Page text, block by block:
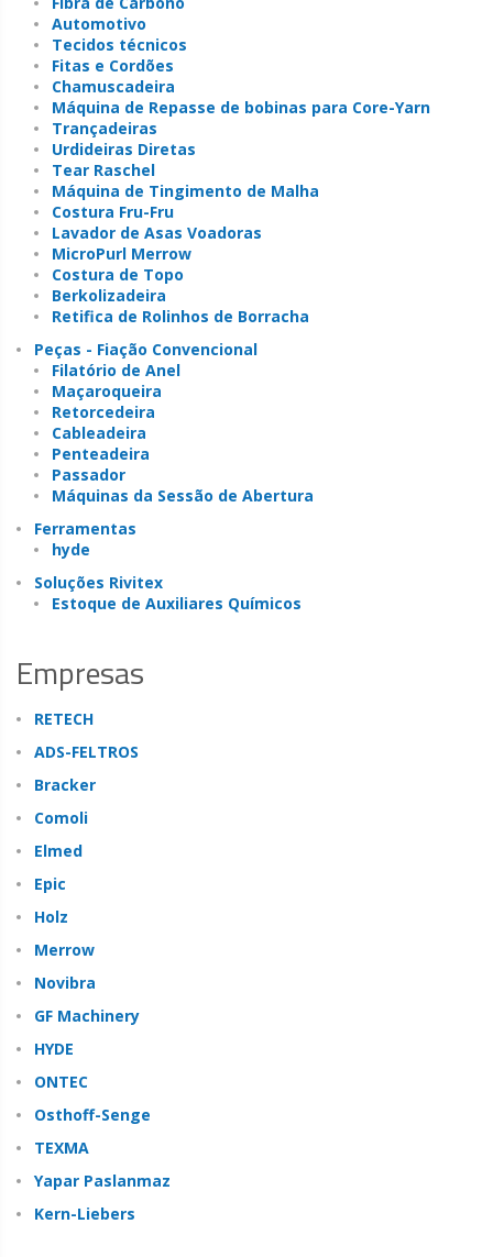
Automotivo
Tecidos técnicos
Fitas e Cordões
Chamuscadeira
Máquina de Repasse de bobinas para Core-Yarn
Trançadeiras
Urdideiras Diretas
Tear Raschel
Máquina de Tingimento de Malha
Costura Fru-Fru
Lavador de Asas Voadoras
MicroPurl Merrow
Costura de Topo
Berkolizadeira
Retifica de Rolinhos de Borracha
Peças - Fiação Convencional
Filatório de Anel
Maçaroqueira
Retorcedeira
Cableadeira
Penteadeira
Passador
Máquinas da Sessão de Abertura
Ferramentas
hyde
Soluções Rivitex
Estoque de Auxiliares Químicos
Empresas
RETECH
ADS-FELTROS
Bracker
Comoli
Elmed
Epic
Holz
Merrow
Novibra
GF Machinery
HYDE
ONTEC
Osthoff-Senge
TEXMA
Yapar Paslanmaz
Kern-Liebers